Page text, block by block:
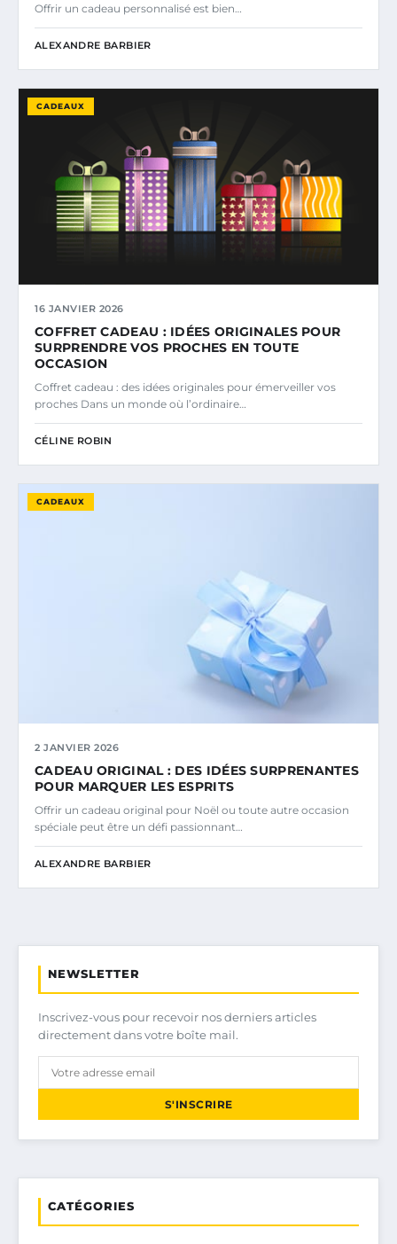
Offrir un cadeau personnalisé est bien…
ALEXANDRE BARBIER
CADEAUX
16 JANVIER 2026
COFFRET CADEAU : IDÉES ORIGINALES POUR
SURPRENDRE VOS PROCHES EN TOUTE
OCCASION
Coffret cadeau : des idées originales pour émerveiller vos
proches Dans un monde où l’ordinaire…
CÉLINE ROBIN
CADEAUX
2 JANVIER 2026
CADEAU ORIGINAL : DES IDÉES SURPRENANTES
POUR MARQUER LES ESPRITS
Offrir un cadeau original pour Noël ou toute autre occasion
spéciale peut être un défi passionnant…
ALEXANDRE BARBIER
NEWSLETTER
Inscrivez-vous pour recevoir nos derniers articles
directement dans votre boîte mail.
S'INSCRIRE
CATÉGORIES